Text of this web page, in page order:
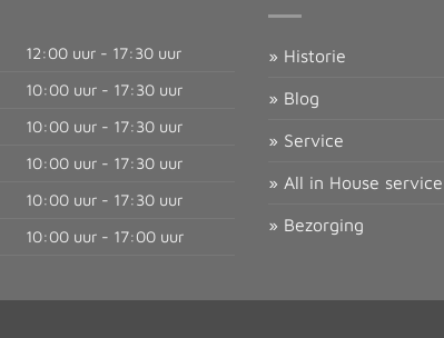
12:00 uur - 17:30 uur
10:00 uur - 17:30 uur
10:00 uur - 17:30 uur
10:00 uur - 17:30 uur
10:00 uur - 17:30 uur
10:00 uur - 17:00 uur
» Historie
» Blog
» Service
» All in House service
» Bezorging